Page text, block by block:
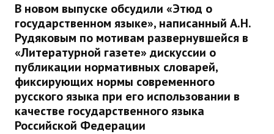
В новом выпуске обсудили «Этюд о
государственном языке», написанный А.Н.
Рудяковым по мотивам развернувшейся в
«Литературной газете» дискуссии о
публикации нормативных словарей,
фиксирующих нормы современного
русского языка при его использовании в
качестве государственного языка
Российской Федерации